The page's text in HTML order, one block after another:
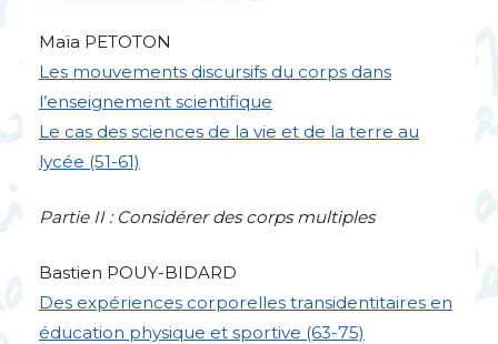
Maïa PETOTON
Les mouvements discursifs du corps dans
l’enseignement scientifique
Le cas des sciences de la vie et de la terre au
lycée (51-61)
Partie II: Considérer des corps multiples
Bastien POUY-BIDARD
Des expériences corporelles transidentitaires en
éducation physique et sportive (63-75)